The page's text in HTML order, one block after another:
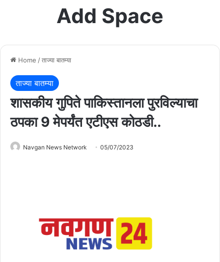
Add Space
Home /ताज्या बातम्या
ताज्या बातम्या
शासकीय गुपिते पाकिस्तानला पुरविल्याचा
ठपका 9 मेपर्यंत एटीएस कोठडी..
Navgan News Network 05/07/2023